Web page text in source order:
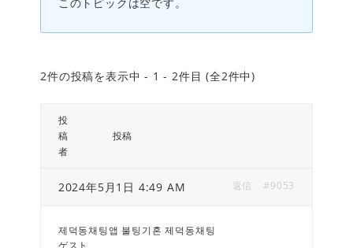
2件の投稿を表示中 - 1 - 2件目 (全2件中)
投
稿
者
投稿
2024年5月1日 4:49 AM #9053
返信
제덕동채팅앱 불팅기혼 제덕동채팅
ゲスト